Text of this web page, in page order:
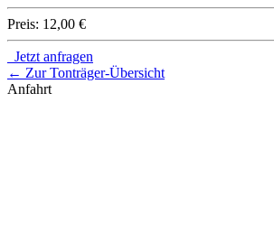
Preis: 12,00 €
Jetzt anfragen
← Zur Tonträger-Übersicht
Anfahrt